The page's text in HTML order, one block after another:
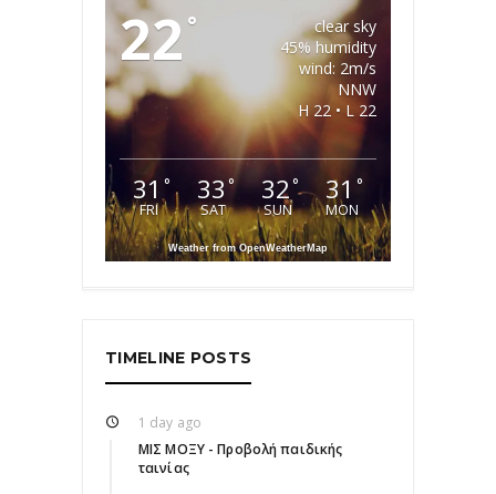
22 °
clear sky
45% humidity
wind: 2m/s
NNW
H 22 • L 22
31 °
FRI
33°
SAT
32°
SUN
31 °
MON
Weather from OpenWeatherMap
TIMELINE POSTS
1 day ago
ΜΙΣ ΜΟΞΥ - Προβολή παιδικής
ταινίας